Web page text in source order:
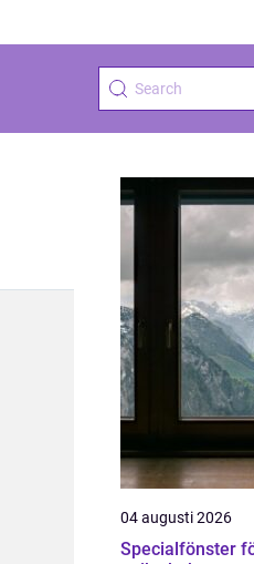
04 augusti 2026
Specialfönster